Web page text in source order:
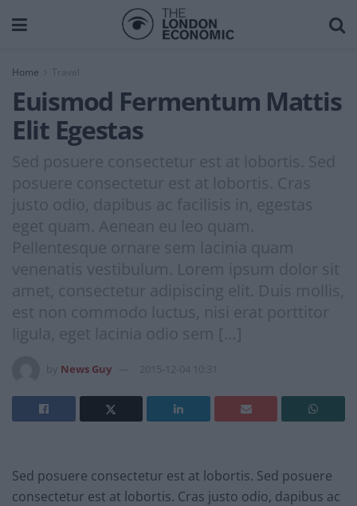
Home Travel
Euismod Fermentum Mattis
Elit Egestas
Sed posuere consectetur est at lobortis. Sed
posuere consectetur est at lobortis. Cras
justo odio, dapibus ac facilisis in, egestas
eget quam. Aenean eu leo quam.
Pellentesque ornare sem lacinia quam
venenatis vestibulum. Lorem ipsum dolor sit
amet, consectetur adipiscing elit. Duis mollis,
est non commodo luctus, nisi erat porttitor
ligula, eget lacinia odio sem […]
News Guy 2015-12-04 10:31
Sed posuere consectetur est at lobortis. Sed posuere
consectetur est at lobortis. Cras justo odio, dapibus ac